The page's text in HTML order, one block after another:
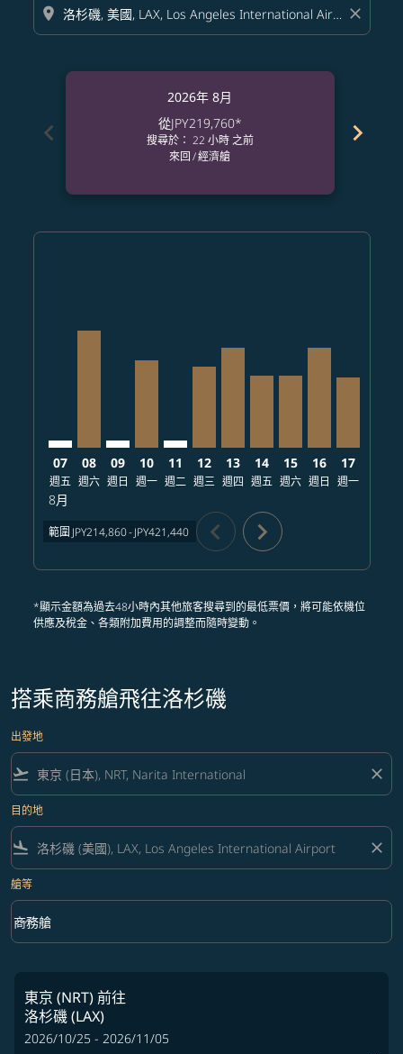
location_on close
chevron_left
2026年 8月
從JPY219,760*
搜尋於： 22 小時 之前
來回/經濟艙
chevron_right
07
週五
8月
08
週六
09
週日
10
週一
11
週二
12
週三
13
週四
14
週五
15
週六
16
週日
17
週一
範圍 JPY214,860- JPY421,440 chevron_left chevron_right
*顯示金額為過去48小時內其他旅客搜尋到的最低票價，將可能依機位
供應及稅金、各類附加費用的調整而隨時變動。
搭乘商務艙飛往洛杉磯
出發地
flight_takeoff close
目的地
flight_land close
艙等
艙等 option 商務艙 Selected
商務艙
keyboard_arrow_down
東京 (NRT)前往
洛杉磯 (LAX)
2026/10/25 - 2026/11/05